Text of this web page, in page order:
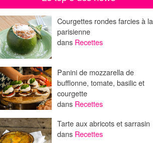
Courgettes rondes farcies à la
parisienne
dans Recettes
Panini de mozzarella de
bufflonne, tomate, basilic et
courgette
dans Recettes
Tarte aux abricots et sarrasin
dans Recettes